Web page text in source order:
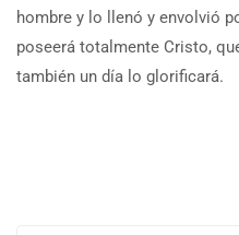
hombre y lo llenó y envolvió
poseerá totalmente Cristo,
también un día lo glorificará.